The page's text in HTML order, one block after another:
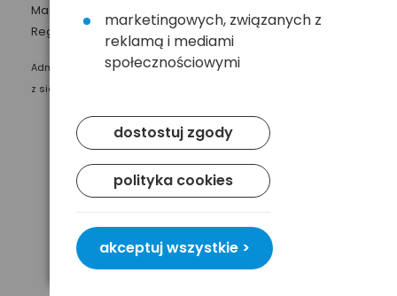
Masz pytania?
Regulamin
Polityka prywatności
Administratorem Twoich danych osobowych jest Baltrade sp. z o.o.
z siedzibą w Gdańsku przy ul. Geodetów 24, 80-298 Gdańsk.
marketingowych, związanych z
reklamą i mediami
społecznościowymi
dostostuj zgody
polityka cookies
akceptuj wszystkie >